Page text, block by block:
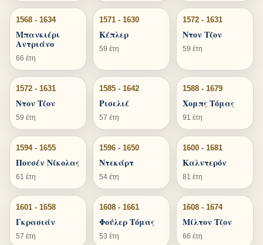
1568 - 1634
Μπανκιέρι
Αντριάνο
66 έτη
1571 - 1630
Κέπλερ
59 έτη
1572 - 1631
Ντον Τζον
59 έτη
1572 - 1631
Ντον Τζον
59 έτη
1585 - 1642
Ρισελιέ
57 έτη
1588 - 1679
Χομπς Τόμας
91 έτη
1594 - 1655
Πουσέν Νίκολας
61 έτη
1596 - 1650
Ντεκάρτ
54 έτη
1600 - 1681
Καλντερόν
81 έτη
1601 - 1658
Γκρασιάν
57 έτη
1608 - 1661
Φούλερ Τόμας
53 έτη
1608 - 1674
Μίλτον Τζον
66 έτη